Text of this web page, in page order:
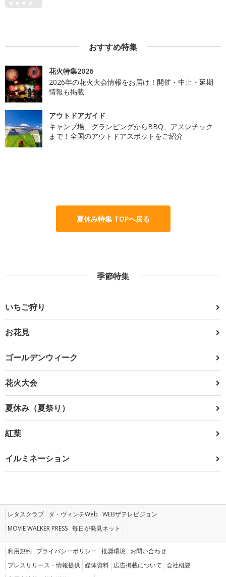
おすすめ特集
花火特集2026
2026年の花火大会情報をお届け！開催・中止・延期
情報も掲載
アウトドアガイド
キャンプ場、グランピングからBBQ、アスレチック
まで！全国のアウトドアスポットをご紹介
夏休み特集 TOPへ戻る
季節特集
いちご狩り
お花見
ゴールデンウィーク
花火大会
夏休み（夏祭り）
紅葉
イルミネーション
レタスクラブ ダ・ヴィンチWeb WEBザテレビジョン
MOVIE WALKER PRESS 毎日が発見ネット
利用規約 プライバシーポリシー 推奨環境 お問い合わせ
プレスリリース・情報提供 媒体資料 広告掲載について 会社概要